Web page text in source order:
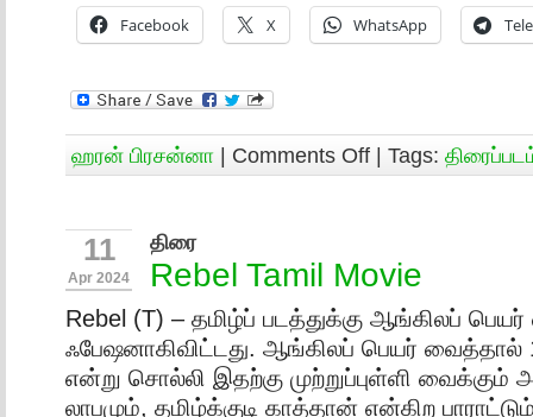
Facebook X WhatsApp
ஹரன் பிரசன்னா | Comments Off | Tags:
11
Apr 2024
திரை
Rebel Tamil Movie
Rebel (T) – தமிழ்ப் படத்துக்கு ஆங்கிலப் பெயர்
ஃபேஷனாகிவிட்டது. ஆங்கிலப் பெயர் வைத்தால்
என்று சொல்லி இதற்கு முற்றுப்புள்ளி வைக்கும்
லாபமும், தமிழ்க்குடி காத்தான் என்கிற